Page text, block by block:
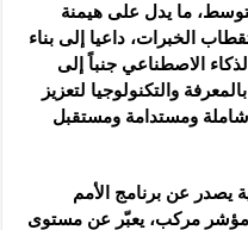
ما يدل على هيمنة
الخبرات، داعيا إلى بناء
الاصطناعي جنباً إلى
والتكنولوجيا لتعزيز
شاملة ومستدامة ومستقبل
يصدر عن برنامج الأمم
منذ عام 1990، وهو مؤشر مركب، يعبّر عن مستوى